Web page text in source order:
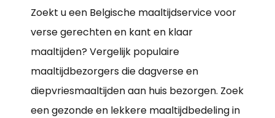
Zoekt u een Belgische maaltijdservice voor
verse gerechten en kant en klaar
maaltijden? Vergelijk populaire
maaltijdbezorgers die dagverse en
diepvriesmaaltijden aan huis bezorgen. Zoek
een gezonde en lekkere maaltijdbedeling in